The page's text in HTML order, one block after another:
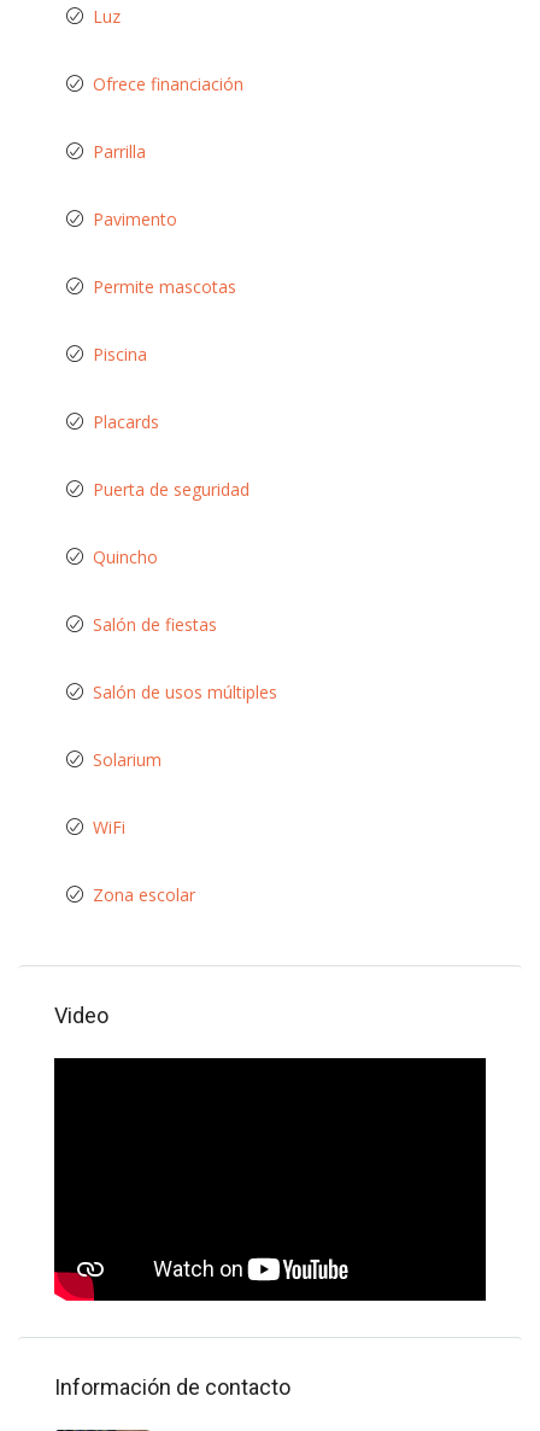
Luz
Ofrece financiación
Parrilla
Pavimento
Permite mascotas
Piscina
Placards
Puerta de seguridad
Quincho
Salón de fiestas
Salón de usos múltiples
Solarium
WiFi
Zona escolar
Video
Información de contacto